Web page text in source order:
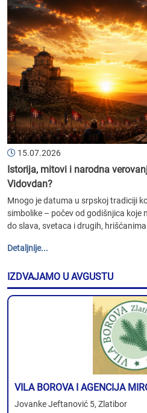
15.07.2026
Istorija, mitovi i narodna
Vidovdan?
Mnogo je datuma u srpskoj tradiciji
simbolike – počev od godišnjica koje
do slava, svetaca i drugih,
Detaljnije...
IZDVAJAMO U AVGUSTU
VILA BOROVA I AGENCIJA
Jovanke Jeftanović 5, Zlatibor